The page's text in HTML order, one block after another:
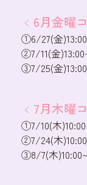
﹤6月金曜
①6/27(金
②7/11(金
③7/25(金
﹤7月木曜
①7/10(木
②7/24(木
③8/7(木